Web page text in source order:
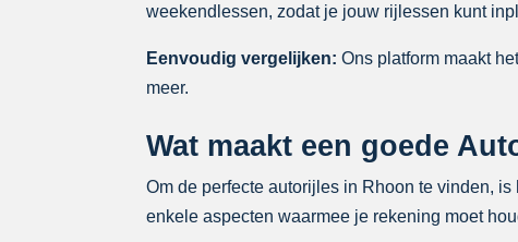
weekendlessen, zodat je jouw rijlessen kunt
Eenvoudig vergelijken: Ons platform maakt
meer.
Wat maakt een goede
Om de perfecte autorijles in Rhoon te vinden,
enkele aspecten waarmee je rekening moet